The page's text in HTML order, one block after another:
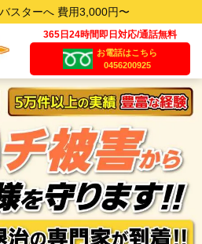
スターへ 費用3,000円〜
365日24時間即日対応/通話無料
お電話はこちら
0456200925